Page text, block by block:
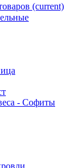
(current)
- Софиты